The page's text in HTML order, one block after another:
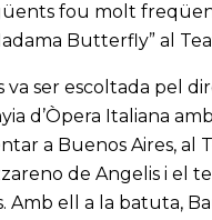
fou molt
Butterfly” al
va ser escoltada pel
d’Òpera Italiana
a Buenos Aires, al
de Angelis i el
Amb ell a la batuta,